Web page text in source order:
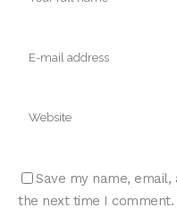
Save my name,
the next time I comment.